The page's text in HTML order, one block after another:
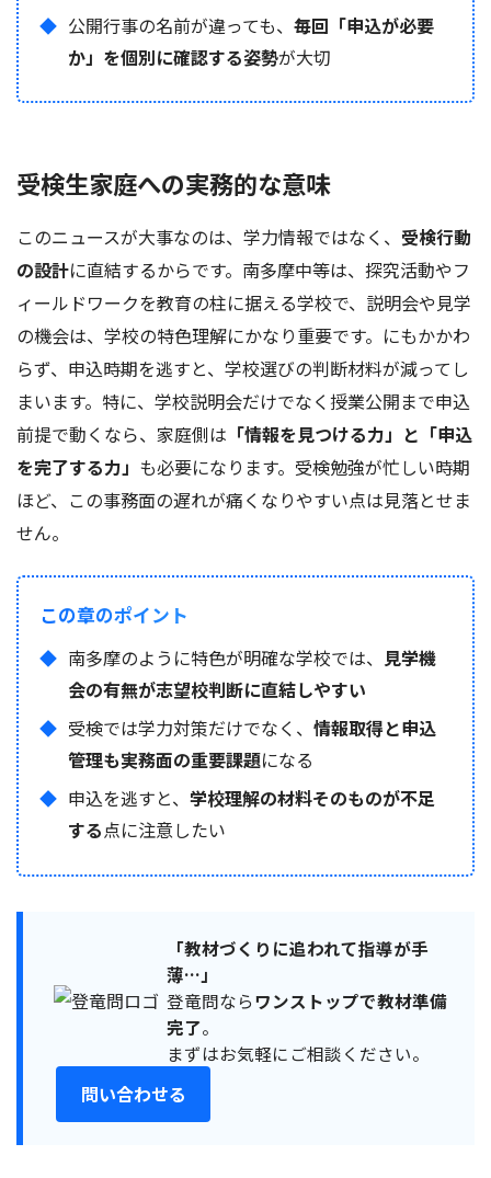
公開行事の名前が違っても、 毎回「申込が必要
か」を個別に確認する姿勢が大切
受検生家庭への実務的な意味
このニュースが大事なのは、学力情報ではなく、 受検行動
の設計に直結するからです。南多摩中等は、探究活動やフ
ィールドワークを教育の柱に据える学校で、説明会や見学
の機会は、学校の特色理解にかなり重要です。にもかかわ
らず、申込時期を逃すと、学校選びの判断材料が減ってし
まいます。特に、学校説明会だけでなく授業公開まで申込
前提で動くなら、家庭側は 「情報を見つける力」と「申込
を完了する力」 も必要になります。受検勉強が忙しい時期
ほど、この事務面の遅れが痛くなりやすい点は見落とせま
せん。
この章のポイント
南多摩のように特色が明確な学校では、 見学機
会の有無が志望校判断に直結しやすい
受検では学力対策だけでなく、 情報取得と申込
管理も実務面の重要課題になる
申込を逃すと、 学校理解の材料そのものが不足
する点に注意したい
「教材づくりに追われて指導が手
薄…」
登竜問ならワンストップで教材準備
完了。
まずはお気軽にご相談ください。
問い合わせる